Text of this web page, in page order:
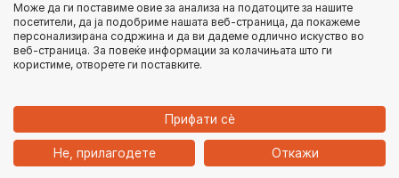
Дома Категории Најавете се
Jадранска Магистрала 86, Skopje, North Macedonia
© Сите права се задржани
Може да ги поставиме овие за анализа на податоците за нашите
посетители, да ја подобриме нашата веб-страница, да покажеме
персонализирана содржина и да ви дадеме одлично искуство во
веб-страница. За повеќе информации за колачињата што ги
користиме, отворете ги поставките.
Прифати сѐ
Не, прилагодете Откажи